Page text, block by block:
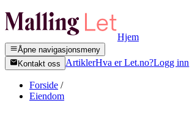
Hjem
Åpne navigasjonsmeny
Kontakt oss
ArtiklerHva er Let.no?Logg inn
Forside /
Eiendom